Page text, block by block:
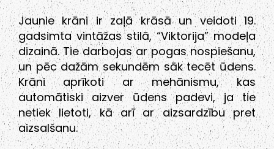
Jaunie krāni ir zaļā krāsā un veidoti 19.
gadsimta vintāžas stilā, “Viktorija” modeļa
dizainā. Tie darbojas ar pogas nospiešanu,
un pēc dažām sekundēm sāk tecēt ūdens.
Krāni aprīkoti ar mehānismu, kas
automātiski aizver ūdens padevi, ja tie
netiek lietoti, kā arī ar aizsardzību pret
aizsalšanu.